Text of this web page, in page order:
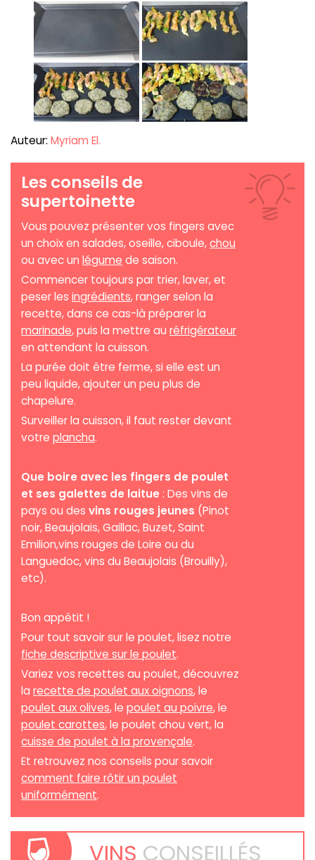
Auteur: Myriam El.
Les conseils de
supertoinette
Vous pouvez présenter vos fingers avec
un choix en salades, oseille, ciboule,chou
ou avec un légume de saison.
Commencer toujours par trier, laver, et
peser les ingrédients, ranger selon la
recette, dans ce cas-là préparer la
marinade, puis la mettre au réfrigérateur
en attendant la cuisson.
La purée doit être ferme, si elle est un
peu liquide, ajouter un peu plus de
chapelure.
Surveiller la cuisson, il faut rester devant
votre plancha.
Que boire avec les fingers de poulet
et ses galettes de laitue : Des vins de
pays ou des vins rouges jeunes (Pinot
noir, Beaujolais, Gaillac, Buzet, Saint
Emilion,vins rouges de Loire ou du
Languedoc, vins du Beaujolais (Brouilly),
etc).
Bon appétit !
Pour tout savoir sur le poulet, lisez notre
fiche descriptive sur le poulet.
Variez vos recettes au poulet, découvrez
la recette de poulet aux oignons, le
poulet aux olives, le poulet au poivre, le
poulet carottes, le poulet chou vert, la
cuisse de poulet à la provençale.
Et retrouvez nos conseils pour savoir
comment faire rôtir un poulet
uniformément.
VINS CONSEILLÉS